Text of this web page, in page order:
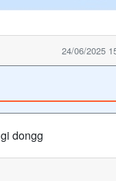
24/06/2025
dongg